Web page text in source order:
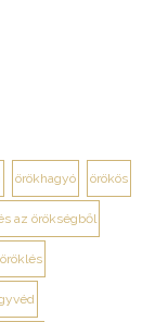
örökhagyó örökös
az örökségből